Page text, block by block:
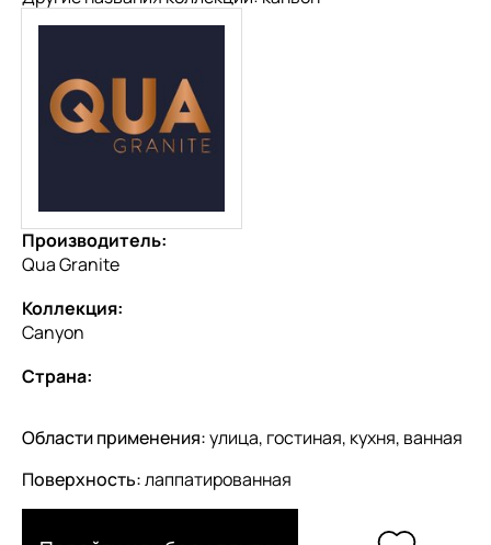
Производитель:
Qua Granite
Коллекция:
Canyon
Страна:
Области применения:улица, гостиная, кухня, ванная
Поверхность:лаппатированная